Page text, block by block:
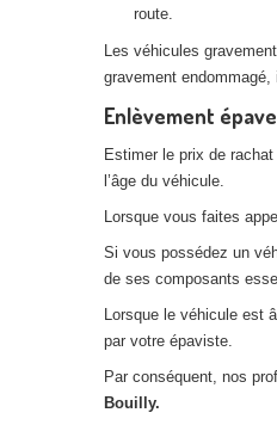
route.
Les véhicules
gravement
Enlèvement
Estimer le prix de
l’âge du véhicule.
Lorsque vous faites
Si vous possédez un
de ses composants
Lorsque le véhicule est
par votre épaviste.
Par conséquent, nos
Bouilly.